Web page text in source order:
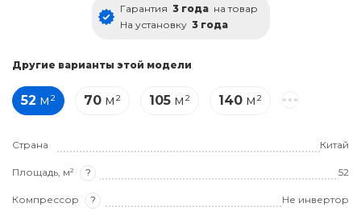
Гарантия 3 года на товар
На установку 3 года
Другие варианты этой модели
52 м² 70 м² 105 м² 140 м²
Страна Китай
Площадь, м² ? 52
Компрессор ? Не инвертор